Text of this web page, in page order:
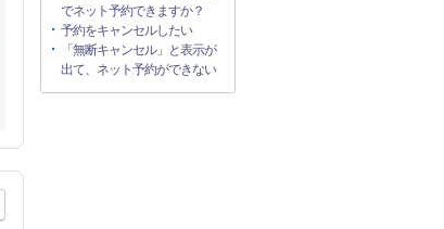
でネット予約できますか？
予約をキャンセルしたい
「無断キャンセル」と表示が
出て、ネット予約ができない